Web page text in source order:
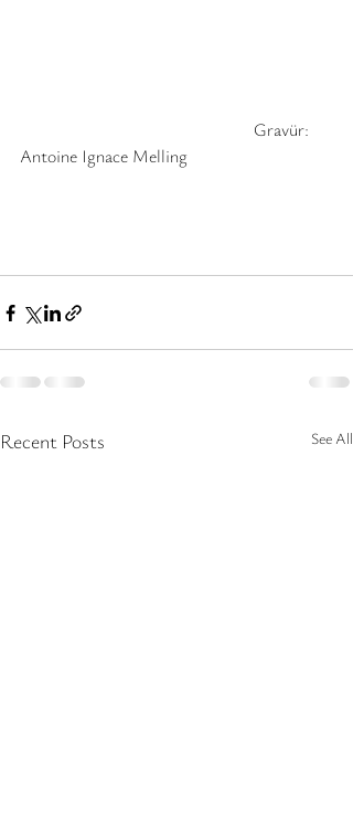
Antoine Ignace Melling
Recent Posts See All